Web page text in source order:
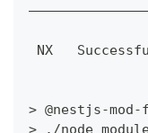
NX
> @nestjs-
> ./